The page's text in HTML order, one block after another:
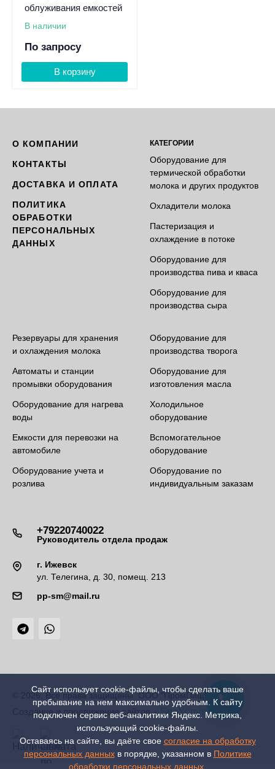
облуживания емкостей
В наличии
По запросу
В корзину
О КОМПАНИИ
КОНТАКТЫ
ДОСТАВКА И ОПЛАТА
ПОЛИТИКА
ОБРАБОТКИ
ПЕРСОНАЛЬНЫХ
ДАННЫХ
КАТЕГОРИИ
Оборудование для
термической обработки
молока и других продуктов
Охладители молока
Пастеризация и
охлаждение в потоке
Оборудование для
производства пива и кваса
Оборудование для
производства сыра
Резервуары для хранения
и охлаждения молока
Автоматы и станции
промывки оборудования
Оборудование для нагрева
воды
Емкости для перевозки на
автомобиле
Оборудование учета и
розлива
Оборудование для
производства творога
Оборудование для
изготовления масла
Холодильное
оборудование
Вспомогательное
оборудование
Оборудование по
индивидуальным заказам
+79220740022
Руководитель отдела продаж
г. Ижевск
ул. Телегина, д. 30, помещ. 213
pp-sm@mail.ru
© 2026. Все права защищены. ООО "ПромПищМаш"
Создание и продвижение сайтов-SeoУслуга
Сайт использует cookie-файлы, чтобы сделать ваше
пребывание на нем максимально удобным. К cайту
подключен сервис веб-аналитики Яндекс. Метрика,
использующий cookie-файлы.
Оставаясь на сайте, вы даёте свое согласие на обработку
персональных данныхв порядке, указанном в Политике
обработки персональных данных